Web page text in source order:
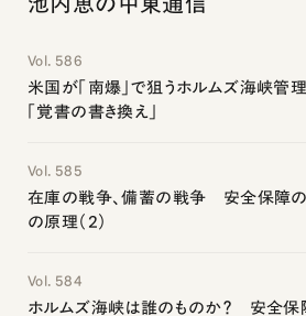
Vol. 586
米国が「南爆」で狙うホルムズ海峡管
「覚書の書き換え」
Vol. 585
在庫の戦争、備蓄の戦争 安全保障
の原理（2）
Vol. 584
ホルムズ海峡は誰のものか？ 安全保